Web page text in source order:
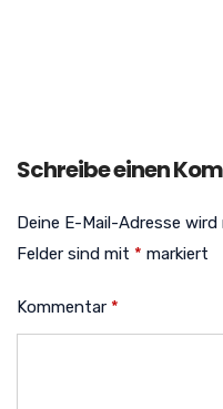
Schreibe einen
Deine E-Mail-Adresse
Felder sind mit * markiert
Kommentar *